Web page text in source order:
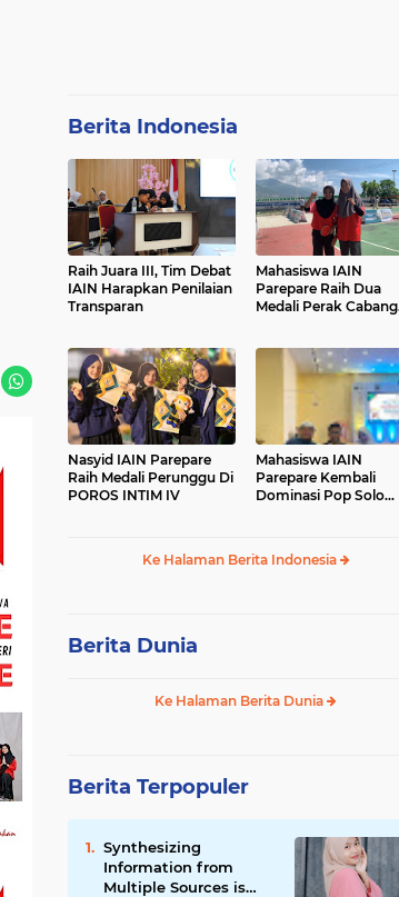
Berita Indonesia
Raih Juara III, Tim Debat
IAIN Harapkan Penilaian
Transparan
Mahasiswa IAIN
Parepare Raih Dua
Medali Perak Cabang
Nasyid IAIN Parepare
Raih Medali Perunggu Di
POROS INTIM IV
Mahasiswa IAIN
Parepare Kembali
Dominasi Pop Solo
Ke Halaman Berita Indonesia
Berita Dunia
Ke Halaman Berita Dunia
Berita Terpopuler
Synthesizing
Information from
Multiple Sources is